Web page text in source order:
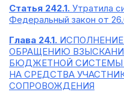
Статья 242.1. Утратила
Федеральный закон от
Глава 24.1.
ОБРАЩЕНИЮ
БЮДЖЕТНОЙ СИСТЕМЫ
НА СРЕДСТВА
СОПРОВОЖДЕНИЯ